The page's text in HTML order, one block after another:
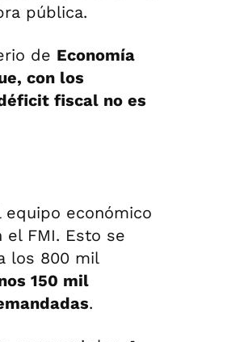
pública.
de Economía
con los
fiscal no es
económico
FMI. Esto se
los 800 mil
150 mil
.